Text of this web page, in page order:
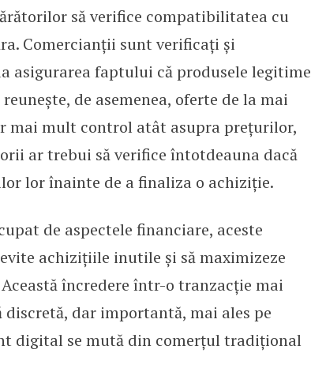
să verifice compatibilitatea cu
Comercianții sunt verificați și
faptului că produsele legitime
de asemenea, oferte de la mai
mult control atât asupra prețurilor,
ar trebui să verifice întotdeauna dacă
lor înainte de a finaliza o achiziție.
de aspectele financiare, aceste
achizițiile inutile și să maximizeze
încredere într-o tranzacție mai
dar importantă, mai ales pe
digital se mută din comerțul tradițional